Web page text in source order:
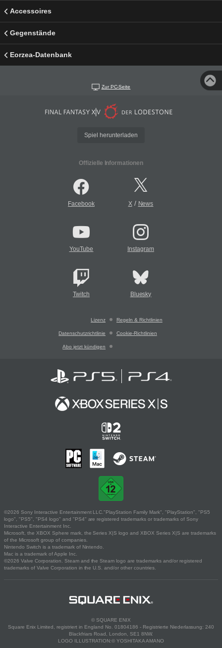
Accessoires
Gegenstände
Eorzea-Datenbank
Zur PC-Seite
Spiel herunterladen
Offizielle Informationen
Facebook X/ News
YouTube Instagram
Twitch Bluesky
Lizenz Regeln & Richtlinien
Datenschutzrichtlinie Cookie-Richtlinien
Abo jetzt kündigen
©2026 Sony Interactive Entertainment LLC."PlayStation Family Mark", "PlayStation", "PS5
logo", "PS5", "PS4 logo" and "PS4" are registered trademarks or trademarks of Sony
Interactive Entertainment Inc.
Microsoft, the XBOX Sphere mark, the Series X|S logo and XBOX Series X|S are trademarks
of the Microsoft group of companies.
Nintendo Switch is a trademark of Nintendo.
Mac is a trademark of Apple Inc.
©2026 Valve Corporation. Steam and the Steam logo are trademarks and/or registered
trademarks of Valve Corporation in the U.S. and/or other countries.
© SQUARE ENIX
Square Enix Limited, registriert in England No. 01804186 - Registrierte Niederlassung: 240
Blackfriars Road, London, SE1 8NW.
LOGO ILLUSTRATION:© YOSHITAKA AMANO